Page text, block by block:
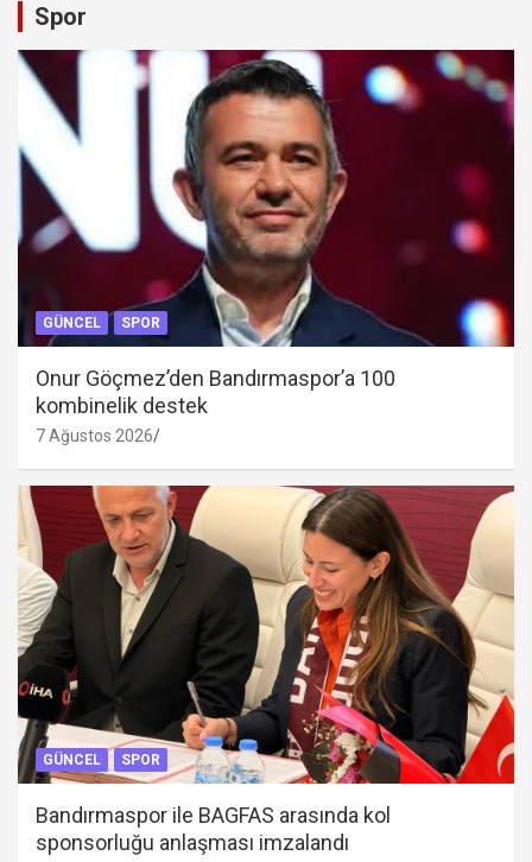
Spor
GÜNCEL SPOR
Onur Göçmez’den Bandırmaspor’a 100
kombinelik destek
7 Ağustos 2026
GÜNCEL SPOR
Bandırmaspor ile BAGFAS arasında kol
sponsorluğu anlaşması imzalandı